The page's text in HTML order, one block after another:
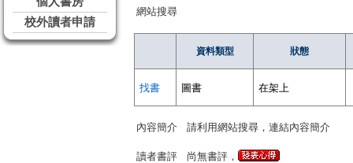
校外讀者申請
網站搜尋
資料類型 狀態
找書 圖書 在架上
內容簡介 請利用網站搜尋，連結內容簡介
讀者書評 尚無書評，